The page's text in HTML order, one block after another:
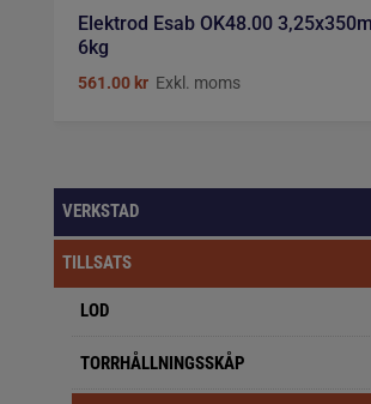
Elektrod Esab OK48.00
6kg
561.00 krExkl. moms
VERKSTAD
TILLSATS
LOD
TORRHÅLLNINGSSKÅP